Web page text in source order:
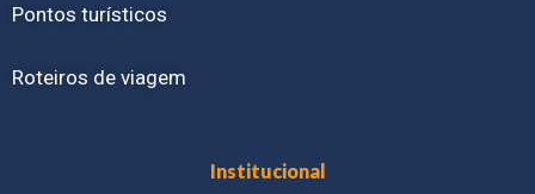
Pontos turísticos
Roteiros de viagem
Institucional